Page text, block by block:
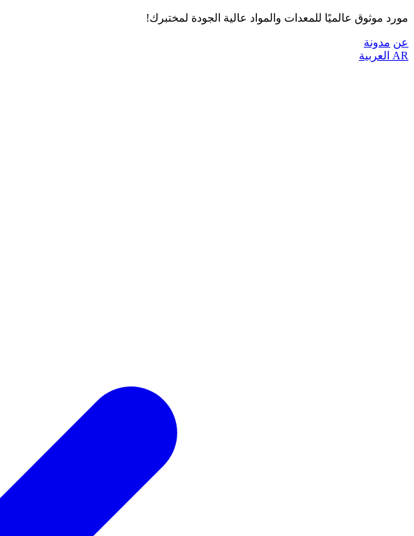
مورد موثوق عالميًا للمعدات والمواد عالية الجودة لمختبرك!
عن مدونة
AR العربية